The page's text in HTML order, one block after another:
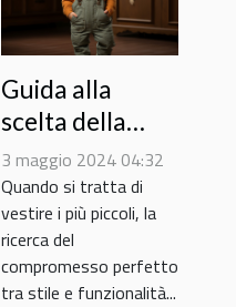
Guida alla
scelta della
salopette
perfetta per il
tuo bambino:
Comodità e
stile
3 maggio 2024 04:32
Quando si tratta di
vestire i più piccoli, la
ricerca del
compromesso perfetto
tra stile e funzionalità...